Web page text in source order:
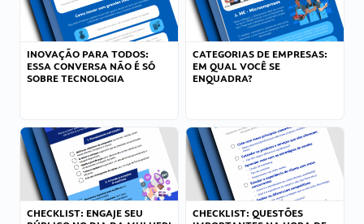
INOVAÇÃO PARA TODOS:
ESSA CONVERSA NÃO É SÓ
SOBRE TECNOLOGIA
CATEGORIAS DE EMPRESAS:
EM QUAL VOCÊ SE
ENQUADRA?
CHECKLIST: ENGAJE SEU
CHECKLIST: QUESTÕES